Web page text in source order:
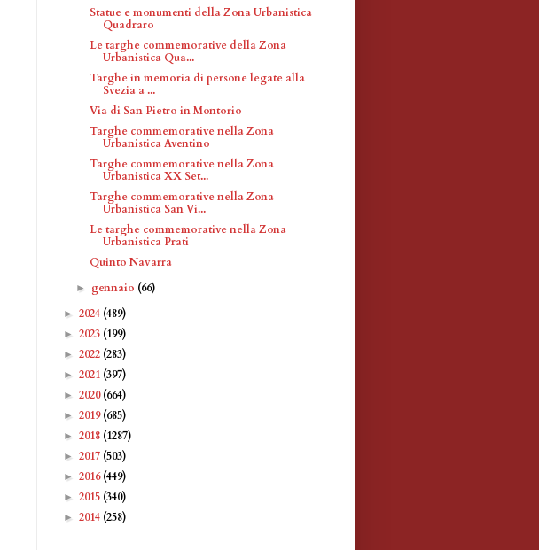
Statue e monumenti della Zona Urbanistica
Quadraro
Le targhe commemorative della Zona
Urbanistica Qua...
Targhe in memoria di persone legate alla
Svezia a ...
Via di San Pietro in Montorio
Targhe commemorative nella Zona
Urbanistica Aventino
Targhe commemorative nella Zona
Urbanistica XX Set...
Targhe commemorative nella Zona
Urbanistica San Vi...
Le targhe commemorative nella Zona
Urbanistica Prati
Quinto Navarra
► gennaio (66)
► 2024 (489)
► 2023 (199)
► 2022 (283)
► 2021 (397)
► 2020(664)
► 2019(685)
► 2018 (1287)
► 2017 (503)
► 2016(449)
► 2015 (340)
► 2014 (258)